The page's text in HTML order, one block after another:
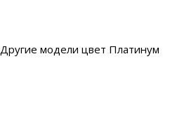
Другие модели цвет Платинум